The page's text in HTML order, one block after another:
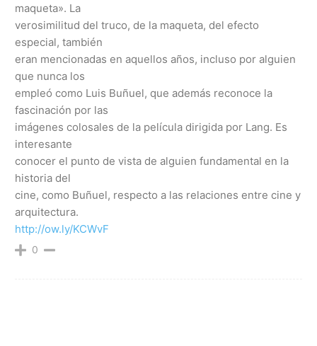
maqueta». La
verosimilitud del truco, de la maqueta, del efecto
especial, también
eran mencionadas en aquellos años, incluso por alguien
que nunca los
empleó como Luis Buñuel, que además reconoce la
fascinación por las
imágenes colosales de la película dirigida por Lang. Es
interesante
conocer el punto de vista de alguien fundamental en la
historia del
cine, como Buñuel, respecto a las relaciones entre cine y
arquitectura.
http://ow.ly/KCWvF
0